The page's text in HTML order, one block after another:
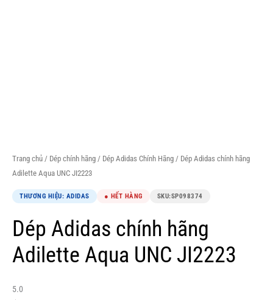
Trang chủ / Dép chính hãng / Dép Adidas Chính Hãng / Dép Adidas chính hãng
Adilette Aqua UNC JI2223
THƯƠNG HIỆU: ADIDAS ● HẾT HÀNG SKU:SP098374
Dép Adidas chính hãng
Adilette Aqua UNC JI2223
5.0